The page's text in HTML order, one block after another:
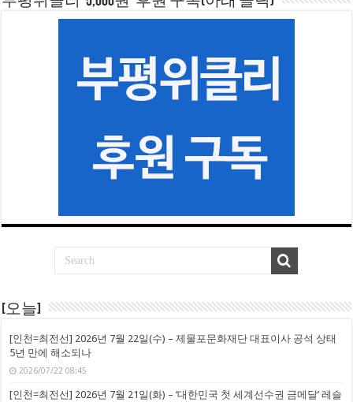
[오늘]
[인천=최전선] 2026년 7월 22일(수) – 제물포문화재단 대표이사 공석 상태
5년 만에 해소되나
2026/07/22 08:45
[인천=최전선] 2026년 7월 21일(화) – ‘대한민국 첫 세계선수권 금메달’ 레슬